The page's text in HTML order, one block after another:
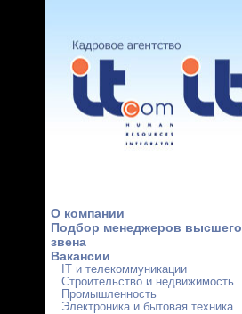
О компании
Подбор менеджеров высшего
звена
Вакансии
IT и телекоммуникации
Строительство и недвижимость
Промышленность
Электроника и бытовая техника